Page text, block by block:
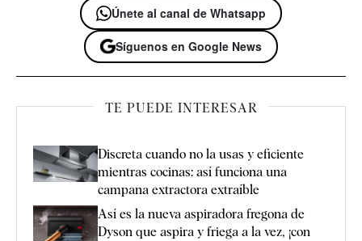
Únete al canal de Whatsapp
Síguenos en Google News
TE PUEDE INTERESAR
Discreta cuando no la usas y eficiente
mientras cocinas: así funciona una
campana extractora extraíble
Así es la nueva aspiradora fregona de
Dyson que aspira y friega a la vez, ¡con